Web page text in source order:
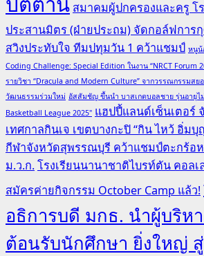
สมาคมผู้ปกครองและครู โ
ประสานมิตร (ฝ่ายประถม) จัดกอล์ฟการ
สวิงประทับใจ ทีมปทุมวัน 1 คว้าแชมป์ หนูน้
Coding Challenge: Special Edition ในงาน “NRCT Forum
รายวิชา “Dracula and Modern Culture” จากวรรณกรรมสย
วัฒนธรรมร่วมใหม่ อัสสัมชัญ ขึ้นนำ บาสเกตบอลชาย รุ่นอายุไ
Basketball League 2025" แฮปปี้แลนด์เซ็นเตอร์
เทศกาลกินเจ เขตบางกะปิ “กิน ไหว้ อิ่มบุ
กีฬาจังหวัดสุพรรณบุรี คว้าแชมป์ตะกร้อ
ม.ว.ก.โรงเรียนนานาชาติไบรท์ตัน คอลเ
สมัครค่ายกิจกรรม October Camp แล้ว!
อธิการบดี มกธ. นำผู้บริห
ต้อนรับนักศึกษา ยิ่งใหญ่